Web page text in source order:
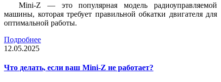
Mini-Z — это популярная модель радиоуправляемой
машины, которая требует правильной обкатки двигателя для
оптимальной работы.
Подробнее
12.05.2025
Что делать, если ваш Mini-Z не работает?